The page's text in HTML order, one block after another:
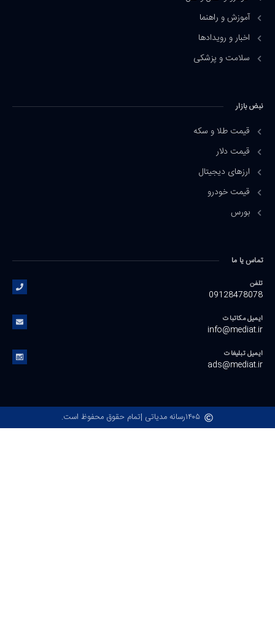
آموزش و راهنما
اخبار و رویدادها
سلامت و پزشکی
نبض بازار
قیمت طلا و سکه
قیمت دلار
ارزهای دیجیتال
قیمت خودرو
بورس
تماس یا ما
تلفن
09128478078
ایمیل مکاتبات
info@mediat.ir
ایمیل تبلیغات
ads@mediat.ir
۱۴۰۵رسانه مدیاتی |تمام حقوق محفوظ است.